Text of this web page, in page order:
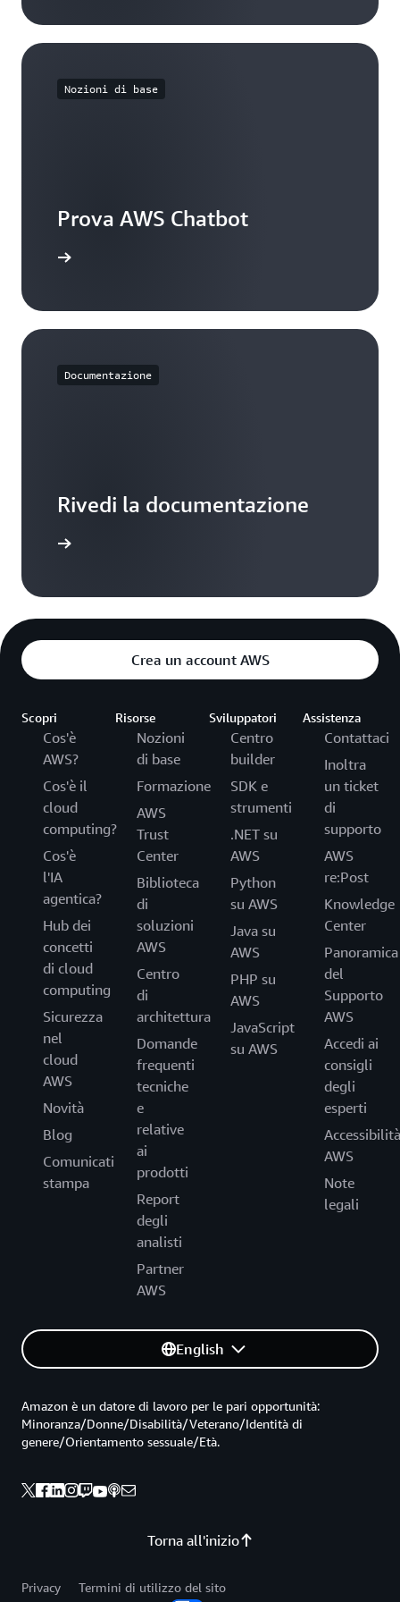
Nozioni di base
Prova AWS Chatbot
Documentazione
Rivedi la documentazione
Crea un account AWS
Scopri
Cos'è
AWS?
Cos'è il
cloud
computing?
Cos'è
l'IA
agentica?
Hub dei
concetti
di cloud
computing
Sicurezza
nel
cloud
AWS
Novità
Blog
Comunicati
stampa
Risorse
Nozioni
di base
Formazione
AWS
Trust
Center
Biblioteca
di
soluzioni
AWS
Centro
di
architettura
Domande
frequenti
tecniche
e
relative
ai
prodotti
Report
degli
analisti
Partner
AWS
Sviluppatori
Centro
builder
SDK e
strumenti
.NET su
AWS
Python
su AWS
Java su
AWS
PHP su
AWS
JavaScript
su AWS
Assistenza
Contattaci
Inoltra
un ticket
di
supporto
AWS
re:Post
Knowledge
Center
Panoramica
del
Supporto
AWS
Accedi ai
consigli
degli
esperti
Accessibilità
AWS
Note
legali
English
Torna all'inizio
Amazon è un datore di lavoro per le pari opportunità:
Minoranza/Donne/Disabilità/Veterano/Identità di
genere/Orientamento sessuale/Età.
Privacy
Termini di utilizzo del sito